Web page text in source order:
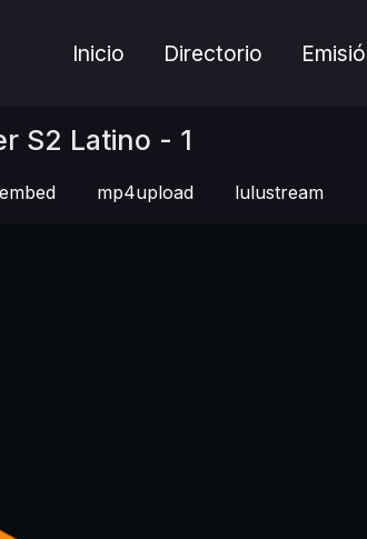
Inicio Directorio
S2 Latino - 1
mp4upload lulustream